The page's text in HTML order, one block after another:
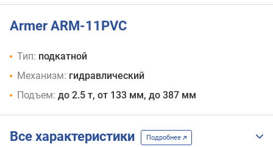
Armer ARM-11PVC
Тип: подкатной
Механизм: гидравлический
Подъем: до 2.5 т, от 133 мм, до 387 мм
Все характеристики Подробнее